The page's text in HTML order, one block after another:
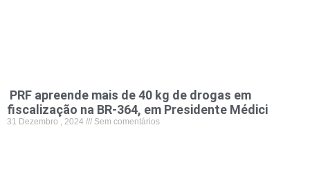
PRF apreende mais de 40 kg de drogas em
fiscalização na BR-364, em Presidente Médici
31 Dezembro , 2024 Sem comentários